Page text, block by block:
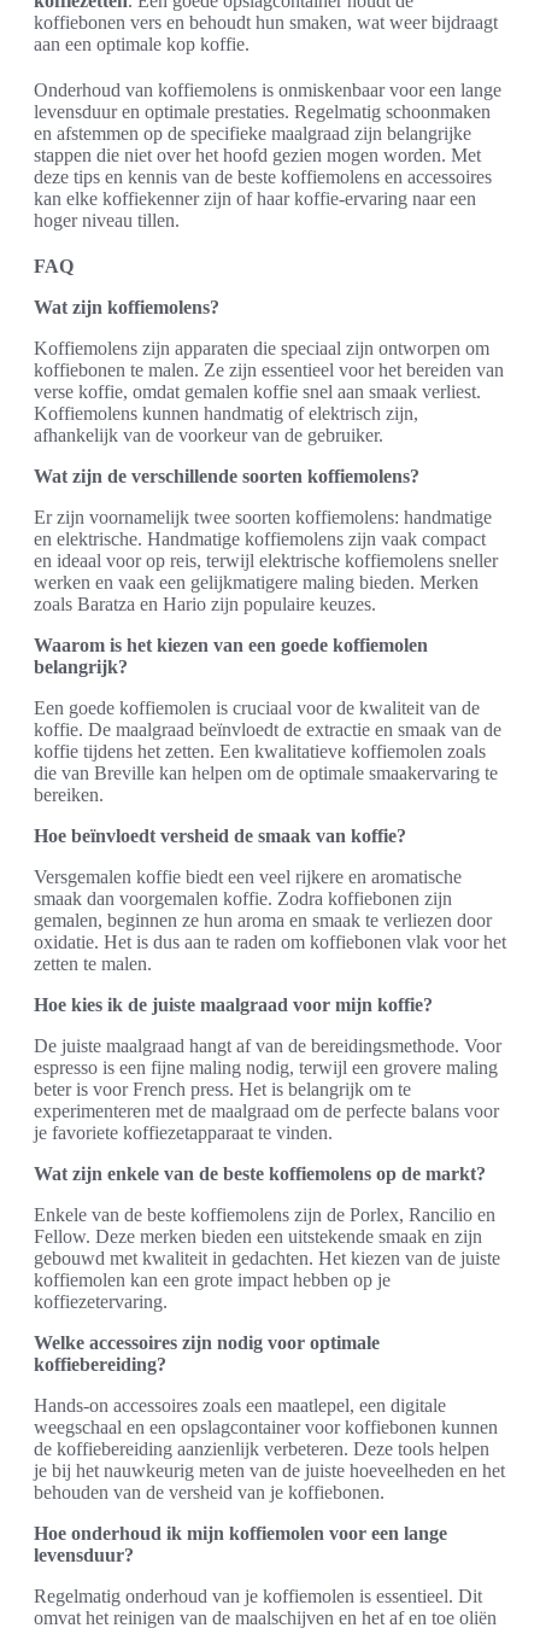
koffiebonen vers en behoudt hun smaken, wat weer bijdraagt
aan een optimale kop koffie.
Onderhoud van koffiemolens is onmiskenbaar voor een lange
levensduur en optimale prestaties. Regelmatig schoonmaken
en afstemmen op de specifieke maalgraad zijn belangrijke
stappen die niet over het hoofd gezien mogen worden. Met
deze tips en kennis van de beste koffiemolens en accessoires
kan elke koffiekenner zijn of haar koffie-ervaring naar een
hoger niveau tillen.
FAQ
Wat zijn koffiemolens?
Koffiemolens zijn apparaten die speciaal zijn ontworpen om
koffiebonen te malen. Ze zijn essentieel voor het bereiden van
verse koffie, omdat gemalen koffie snel aan smaak verliest.
Koffiemolens kunnen handmatig of elektrisch zijn,
afhankelijk van de voorkeur van de gebruiker.
Wat zijn de verschillende soorten koffiemolens?
Er zijn voornamelijk twee soorten koffiemolens: handmatige
en elektrische. Handmatige koffiemolens zijn vaak compact
en ideaal voor op reis, terwijl elektrische koffiemolens sneller
werken en vaak een gelijkmatigere maling bieden. Merken
zoals Baratza en Hario zijn populaire keuzes.
Waarom is het kiezen van een goede koffiemolen
belangrijk?
Een goede koffiemolen is cruciaal voor de kwaliteit van de
koffie. De maalgraad beïnvloedt de extractie en smaak van de
koffie tijdens het zetten. Een kwalitatieve koffiemolen zoals
die van Breville kan helpen om de optimale smaakervaring te
bereiken.
Hoe beïnvloedt versheid de smaak van koffie?
Versgemalen koffie biedt een veel rijkere en aromatische
smaak dan voorgemalen koffie. Zodra koffiebonen zijn
gemalen, beginnen ze hun aroma en smaak te verliezen door
oxidatie. Het is dus aan te raden om koffiebonen vlak voor het
zetten te malen.
Hoe kies ik de juiste maalgraad voor mijn koffie?
De juiste maalgraad hangt af van de bereidingsmethode. Voor
espresso is een fijne maling nodig, terwijl een grovere maling
beter is voor French press. Het is belangrijk om te
experimenteren met de maalgraad om de perfecte balans voor
je favoriete koffiezetapparaat te vinden.
Wat zijn enkele van de beste koffiemolens op de markt?
Enkele van de beste koffiemolens zijn de Porlex, Rancilio en
Fellow. Deze merken bieden een uitstekende smaak en zijn
gebouwd met kwaliteit in gedachten. Het kiezen van de juiste
koffiemolen kan een grote impact hebben op je
koffiezetervaring.
Welke accessoires zijn nodig voor optimale
koffiebereiding?
Hands-on accessoires zoals een maatlepel, een digitale
weegschaal en een opslagcontainer voor koffiebonen kunnen
de koffiebereiding aanzienlijk verbeteren. Deze tools helpen
je bij het nauwkeurig meten van de juiste hoeveelheden en het
behouden van de versheid van je koffiebonen.
Hoe onderhoud ik mijn koffiemolen voor een lange
levensduur?
Regelmatig onderhoud van je koffiemolen is essentieel. Dit
omvat het reinigen van de maalschijven en het af en toe oliën